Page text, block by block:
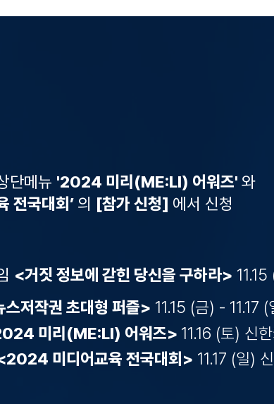
단메뉴 '2024 미리(ME:LI) 어워즈' 와
전국대회’ 의 [참가 신청] 에서 신청
<거짓 정보에 갇힌 당신을 구하라>
스저작권 초대형 퍼즐> 11.15 (금) - 11.17 (
미리(ME:LI) 어워즈> 11.16 (토) 신
미디어교육 전국대회> 11.17 (일)